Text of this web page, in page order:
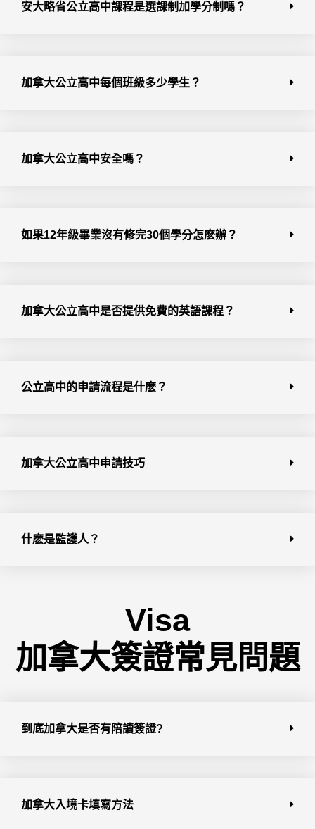
安大略省公立高中課程是選課制加學分制嗎？
加拿大公立高中每個班級多少學生？
加拿大公立高中安全嗎？
如果12年級畢業沒有修完30個學分怎麽辦？
加拿大公立高中是否提供免費的英語課程？
公立高中的申請流程是什麽？
加拿大公立高中申請技巧
什麽是監護人？
Visa
加拿大簽證常見問題
到底加拿大是否有陪讀簽證?
加拿大入境卡填寫方法